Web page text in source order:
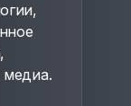
медиа.